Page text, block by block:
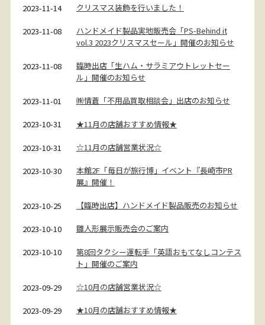
2023-11-14 クリスマス装飾を行いました！
2023-11-08
ハンドメイド製品実地販売会「PS-Behind it
vol.3 2023クリスマスセール」開催のお知らせ
2023-11-08
臨時出店「生ハム・サラミアウトレットセー
ル」開催のお知らせ
2023-11-01 ㈱情蒼「不用品買取相談会」出店のお知らせ
2023-10-31 ★11月の店舗おすすめ情報★
2023-10-31 ☆11月の店舗営業状況☆
2023-10-30
本館2F「毎日が旅行博」イベント『長崎市PR
展』開催！
2023-10-25 【臨時出店】ハンドメイド製品販売のお知らせ
2023-10-10 雛人形展示販売会のご案内
2023-10-10
第8回タクシー運転手「英語おもてなしコンテス
ト」開催のご案内
2023-09-29 ☆10月の店舗営業状況☆
2023-09-29 ★10月の店舗おすすめ情報★